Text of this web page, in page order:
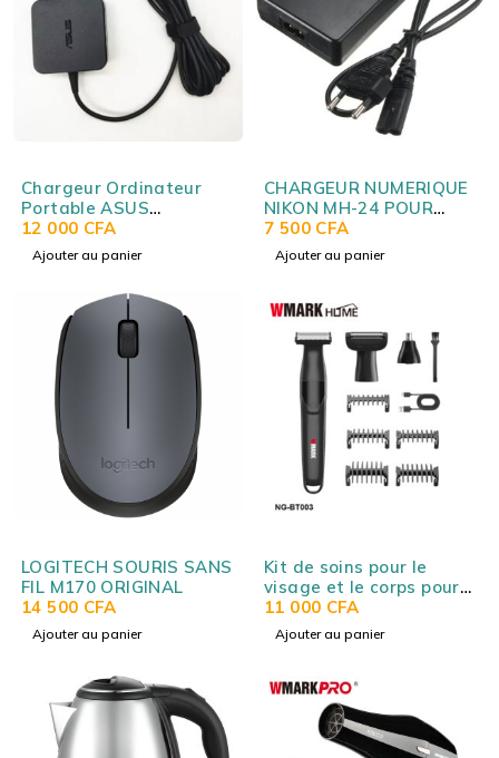
Chargeur Ordinateur
Portable ASUS
19V3.42A 4.5*3.0MM
(Original) ASUS
19V3.42A 4.5*3.0MM
12 000 CFA
Ajouter au panier
CHARGEUR NUMERIQUE
NIKON MH-24 POUR
BATTERIE NIKON EN-
EL14
7 500 CFA
Ajouter au panier
LOGITECH SOURIS SANS
FIL M170 ORIGINAL
14 500 CFA
Ajouter au panier
Kit de soins pour le
visage et le corps pour
hommes WMARK HOME
NG-BT003
11 000 CFA
Ajouter au panier